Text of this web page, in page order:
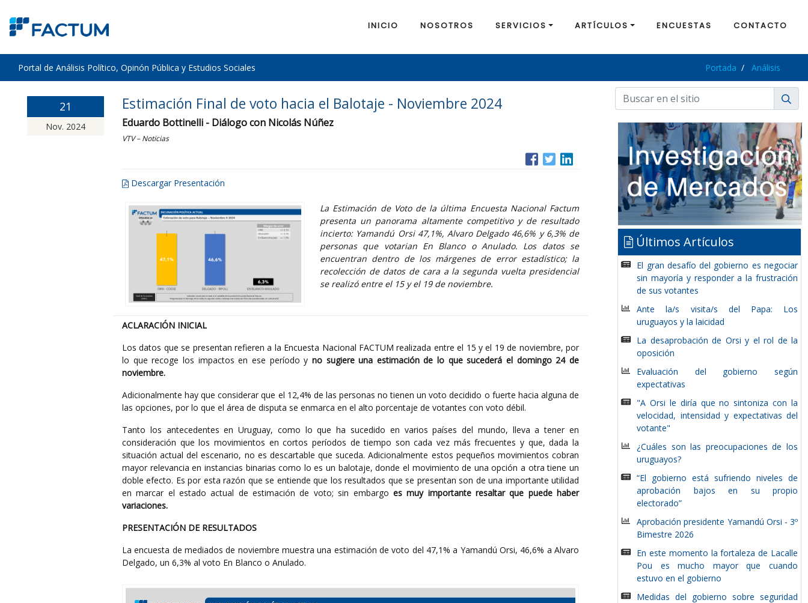
INICIO NOSOTROS SERVICIOS ARTÍCULOS ENCUESTAS CONTACTO
Portal de Análisis Político, Opinón Pública y Estudios Sociales Portada Análisis
21
Nov. 2024
Estimación Final de voto hacia el Balotaje - Noviembre 2024
Eduardo Bottinelli - Diálogo con Nicolás Núñez
VTV – Noticias
Descargar Presentación
La Estimación de Voto de la última Encuesta Nacional Factum
presenta un panorama altamente competitivo y de resultado
incierto: Yamandú Orsi 47,1%, Alvaro Delgado 46,6% y 6,3% de
personas que votarian En Blanco o Anulado. Los datos se
encuentran dentro de los márgenes de error estadístico; la
recolección de datos de cara a la segunda vuelta presidencial
se realizó entre el 15 y el 19 de noviembre.
ACLARACIÓN INICIAL
Los datos que se presentan refieren a la Encuesta Nacional FACTUM realizada entre el 15 y el 19 de noviembre, por
lo que recoge los impactos en ese período y no sugiere una estimación de lo que sucederá el domingo 24 de
noviembre.
Adicionalmente hay que considerar que el 12,4% de las personas no tienen un voto decidido o fuerte hacia alguna de
las opciones, por lo que el área de disputa se enmarca en el alto porcentaje de votantes con voto débil.
Tanto los antecedentes en Uruguay, como lo que ha sucedido en varios países del mundo, lleva a tener en
consideración que los movimientos en cortos períodos de tiempo son cada vez más frecuentes y que, dada la
situación actual del escenario, no es descartable que suceda. Adicionalmente estos pequeños movimientos cobran
mayor relevancia en instancias binarias como lo es un balotaje, donde el movimiento de una opción a otra tiene un
doble efecto. Es por esta razón que se entiende que los resultados que se presentan son de una importante utilidad
en marcar el estado actual de estimación de voto; sin embargo es muy importante resaltar que puede haber
variaciones.
PRESENTACIÓN DE RESULTADOS
La encuesta de mediados de noviembre muestra una estimación de voto del 47,1% a Yamandú Orsi, 46,6% a Alvaro
Delgado, un 6,3% al voto En Blanco o Anulado.
Últimos Artículos
El gran desafío del gobierno es negociar
sin mayoría y responder a la frustración
de sus votantes
Ante la/s visita/s del Papa: Los
uruguayos y la laicidad
La desaprobación de Orsi y el rol de la
oposición
Evaluación del gobierno según
expectativas
"A Orsi le diría que no sintoniza con la
velocidad, intensidad y expectativas del
votante"
¿Cuáles son las preocupaciones de los
uruguayos?
“El gobierno está sufriendo niveles de
aprobación bajos en su propio
electorado”
Aprobación presidente Yamandú Orsi - 3º
Bimestre 2026
En este momento la fortaleza de Lacalle
Pou es mucho mayor que cuando
estuvo en el gobierno
Medidas del gobierno sobre seguridad